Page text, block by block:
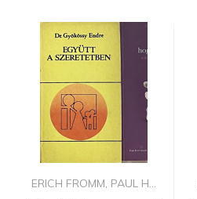
ERICH FROMM, PAUL H...